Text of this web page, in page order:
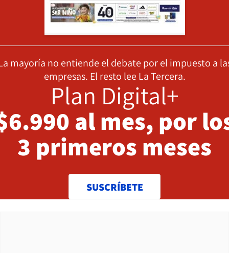
mayoría no entiende el debate por el impuesto a
empresas. El resto lee La Tercera.
Plan Digital+
al mes, por
3 primeros meses
SUSCRÍBETE